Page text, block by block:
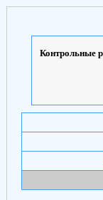
Контрольные